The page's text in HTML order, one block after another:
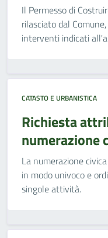
Il Permesso di
rilasciato dal
interventi indicati
CATASTO E URBANISTICA
Richiesta
numerazione
La numerazione
in modo univoco e
singole attività.